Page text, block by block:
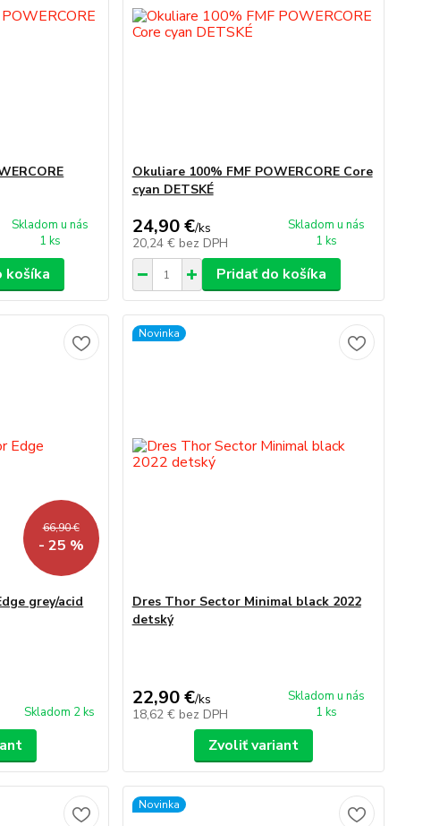
Skladom u nás
1 ks
košíka
Okuliare 100% FMF POWERCORE Core
cyan DETSKÉ
24,90 €/ks
20,24 € bez DPH
Skladom u nás
1 ks
Pridať do košíka
66,90 €
- 25 %
grey/acid
Skladom 2 ks
Novinka
Dres Thor Sector Minimal black 2022
detský
22,90 €/ks
18,62 € bez DPH
Skladom u nás
1 ks
Zvoliť variant
Novinka